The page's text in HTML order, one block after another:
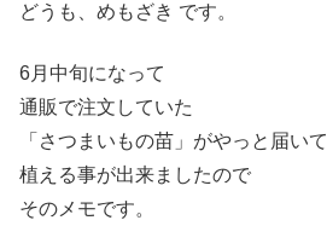
どうも、めもざき です。
6月中旬になって
通販で注文していた
「さつまいもの苗」がやっと届いて
植える事が出来ましたので
そのメモです。